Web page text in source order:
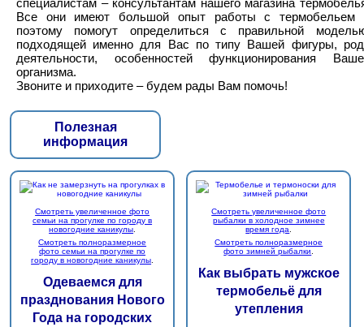
Все они имеют большой опыт работы с термобельем
поэтому помогут определиться с правильной
подходящей именно для Вас по типу Вашей фигуры,
деятельности, особенностей функционирования
организма.
Звоните и приходите – будем рады Вам помочь!
Полезная
информация
Смотреть увеличенное фото
семьи на прогулке по городу в
новогодние каникулы
Смотреть полноразмерное
фото семьи на прогулке по
городу в новогодние каникулы
Одеваемся для
празднования Нового
Года на городских
Смотреть увеличенное фото
рыбалки в холодное зимнее
время года
Смотреть полноразмерное
фото зимней рыбалки
Как выбрать мужское
термобельё для
утепления